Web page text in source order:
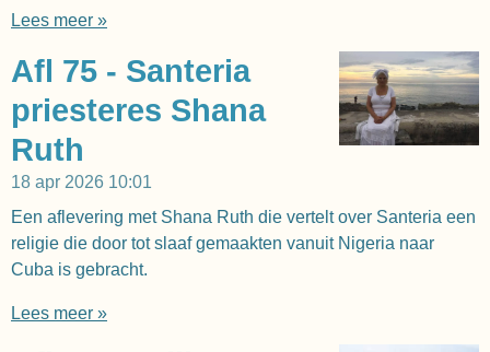
Lees meer »
Afl 75 - Santeria
priesteres Shana
Ruth
18 apr 2026 10:01
Een aflevering met Shana Ruth die vertelt over Santeria een
religie die door tot slaaf gemaakten vanuit Nigeria naar
Cuba is gebracht.
Lees meer »